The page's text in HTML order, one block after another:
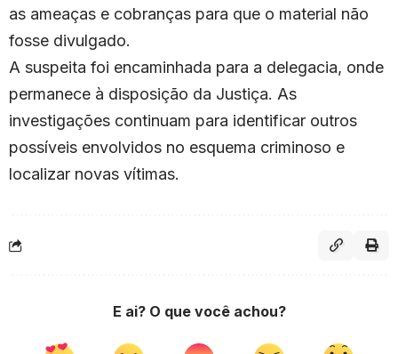
as ameaças e cobranças para que o material não
fosse divulgado.
A suspeita foi encaminhada para a delegacia, onde
permanece à disposição da Justiça. As
investigações continuam para identificar outros
possíveis envolvidos no esquema criminoso e
localizar novas vítimas.
E ai? O que você achou?